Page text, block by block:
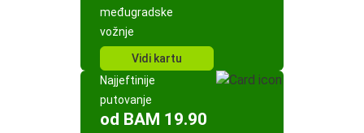
međugradske
vožnje
Vidi kartu
Najjeftinije
putovanje
od BAM 19.90